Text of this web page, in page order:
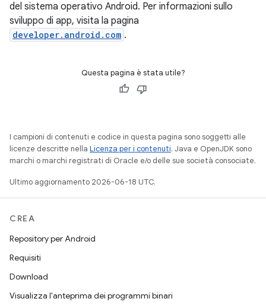
del sistema operativo Android. Per informazioni sullo
sviluppo di app, visita la pagina
developer.android.com .
Questa pagina è stata utile?
I campioni di contenuti e codice in questa pagina sono soggetti alle
licenze descritte nella Licenza per i contenuti. Java e OpenJDK sono
marchi o marchi registrati di Oracle e/o delle sue società consociate.
Ultimo aggiornamento 2026-06-18 UTC.
CREA
Repository per Android
Requisiti
Download
Visualizza l'anteprima dei programmi binari